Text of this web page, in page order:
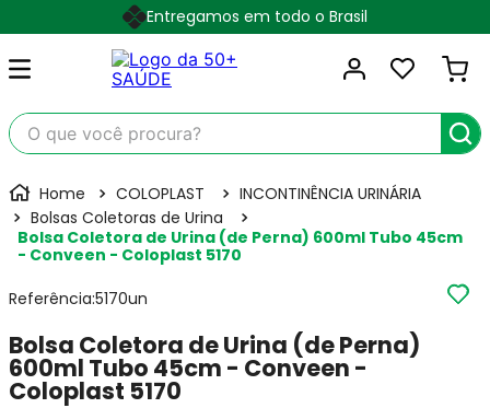
Entregamos em todo o Brasil
O que você procura?
COLOPLAST
INCONTINÊNCIA URINÁRIA
Bolsas Coletoras de Urina
Bolsa Coletora de Urina (de Perna) 600ml Tubo 45cm
- Conveen - Coloplast 5170
Referência:5170un
Bolsa Coletora de Urina (de Perna)
600ml Tubo 45cm - Conveen -
Coloplast 5170